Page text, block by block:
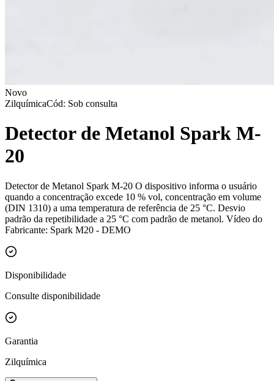
Novo
ZilquímicaCód: Sob consulta
Detector de Metanol Spark M-
20
Detector de Metanol Spark M-20 O dispositivo informa o usuário
quando a concentração excede 10 % vol, concentração em volume
(DIN 1310) a uma temperatura de referência de 25 °C. Desvio
padrão da repetibilidade a 25 °C com padrão de metanol. Vídeo do
Fabricante: Spark M20 - DEMO
Disponibilidade
Consulte disponibilidade
Garantia
Zilquímica